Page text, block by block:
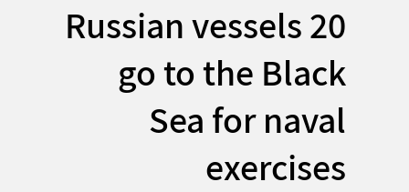
20 Russian vessels
go to the Black
Sea for naval
exercises